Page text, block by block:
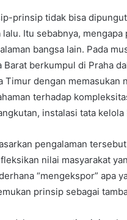
prinsip tidak bisa
lalu. Itu sebabnya,
bangsa lain. Pada
Barat berkumpul di Praha
Timur dengan memasukan
terhadap
instalasi tata
pengalaman
nilai masyarakat
“mengekspor” apa
prinsip sebagai